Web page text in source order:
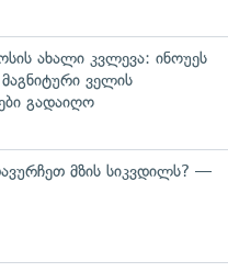
ახალი კვლევა: ინოუეს
ველის
გადაიღო
მზის სიკვდილს? —